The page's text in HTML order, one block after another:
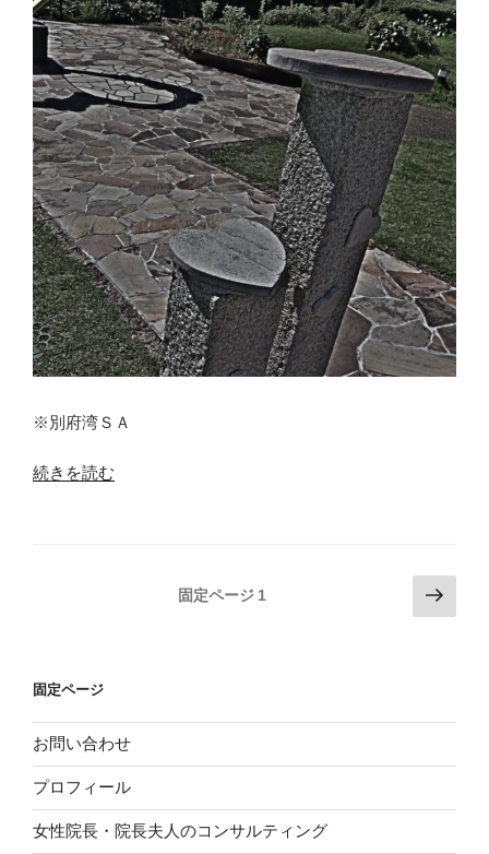
し
て
く
れ
る”
の
※別府湾ＳＡ
“診
関
る
助
金
を
続きを読む
ペ
ジ
送
り
固定ページ 1
次
の
固定ページ
お問い合わせ
プロフィール
女性院長・院長夫人のコンサルティング